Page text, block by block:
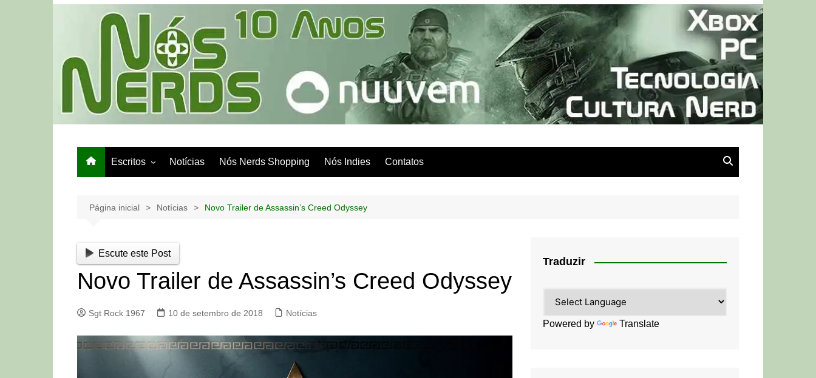
Escritos
Papo de Bar
Notícias Nós Nerds Shopping Nós Indies Contatos
Página inicial Notícias Novo Trailer de Assassin’s Creed Odyssey
Escute este Post
Novo Trailer de Assassin’s Creed Odyssey
Sgt Rock 1967 10 de setembro de 2018 Notícias
Traduzir
Powered by Translate